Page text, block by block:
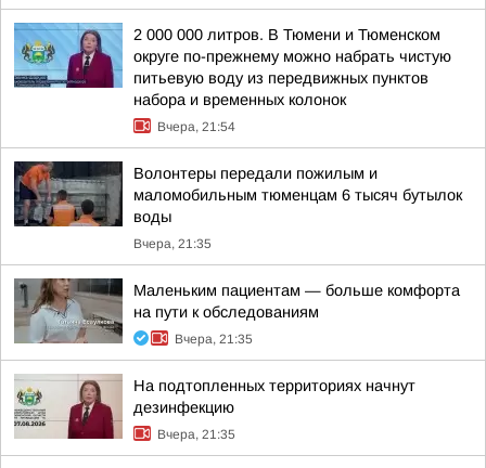
2 000 000 литров. В Тюмени и Тюменском
округе по-прежнему можно набрать чистую
питьевую воду из передвижных пунктов
набора и временных колонок
Вчера, 21:54
Волонтеры передали пожилым и
маломобильным тюменцам 6 тысяч бутылок
воды
Вчера, 21:35
Маленьким пациентам — больше комфорта
на пути к обследованиям
Вчера, 21:35
На подтопленных территориях начнут
дезинфекцию
Вчера, 21:35